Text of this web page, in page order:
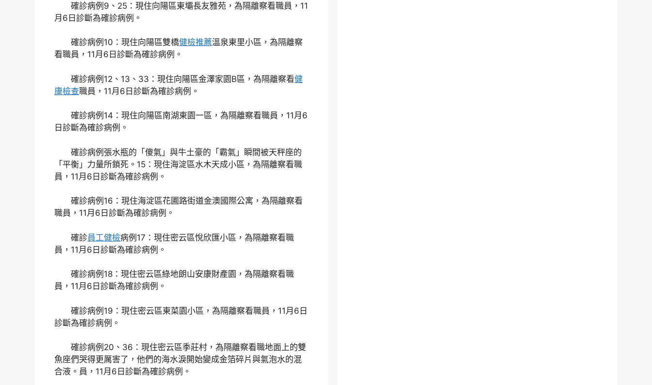
確診病例9、25：現住向陽區東壩長友雅苑，為隔離察看職員，11
月6日診斷為確診病例。
確診病例10：現住向陽區雙橋健檢推薦溫泉東里小區，為隔離察
看職員，11月6日診斷為確診病例。
確診病例12、13、33：現住向陽區金澤家園B區，為隔離察看健
康檢查職員，11月6日診斷為確診病例。
確診病例14：現住向陽區南湖東園一區，為隔離察看職員，11月6
日診斷為確診病例。
確診病例張水瓶的「傻氣」與牛土豪的「霸氣」瞬間被天秤座的
「平衡」力量所鎖死。15：現住海淀區水木天成小區，為隔離察看職
員，11月6日診斷為確診病例。
確診病例16：現住海淀區花圃路街道金澳國際公寓，為隔離察看
職員，11月6日診斷為確診病例。
確診員工健檢病例17：現住密云區悅欣匯小區，為隔離察看職
員，11月6日診斷為確診病例。
確診病例18：現住密云區綠地朗山安康財產園，為隔離察看職
員，11月6日診斷為確診病例。
確診病例19：現住密云區東菜園小區，為隔離察看職員，11月6日
診斷為確診病例。
確診病例20、36：現住密云區季莊村，為隔離察看職地面上的雙
魚座們哭得更厲害了，他們的海水淚開始變成金箔碎片與氣泡水的混
合液。員，11月6日診斷為確診病例。